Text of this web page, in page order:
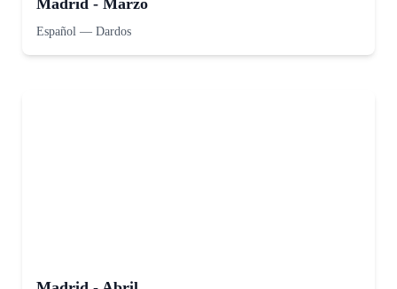
Madrid - Marzo
Español — Dardos